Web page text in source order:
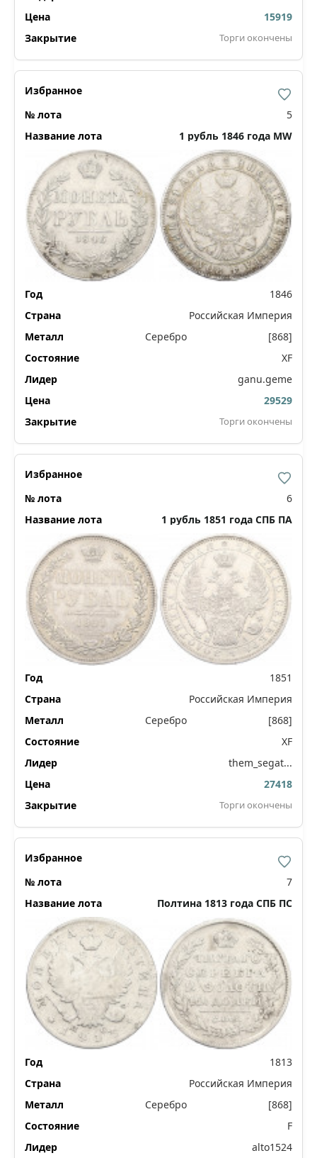
15919
Торги окончены
5
1 рубль 1846 года МW
1846
Российская Империя
Серебро
[868]
XF
ganu.geme
29529
Торги окончены
6
1 рубль 1851 года СПБ ПА
1851
Российская Империя
Серебро
[868]
XF
them_segat...
27418
Торги окончены
7
Полтина 1813 года СПБ ПС
1813
Российская Империя
Серебро
[868]
F
alto1524